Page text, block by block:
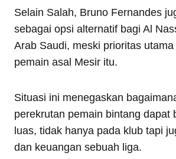
Selain Salah, Bruno Fernandes
sebagai opsi alternatif bagi Al
Arab Saudi, meski prioritas
pemain asal Mesir itu.
Situasi ini menegaskan
perekrutan pemain bintang dapat
luas, tidak hanya pada klub tapi
dan keuangan sebuah liga.